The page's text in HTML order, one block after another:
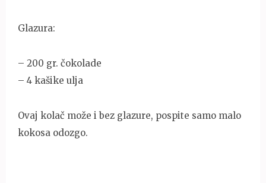
Glazura:
– 200 gr. čokolade
– 4 kašike ulja
Ovaj kolač može i bez glazure, pospite samo malo
kokosa odozgo.